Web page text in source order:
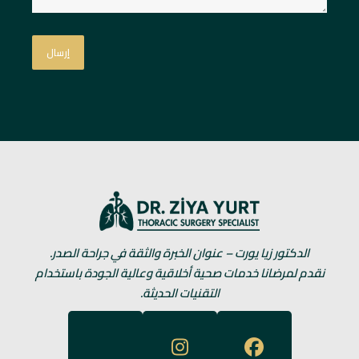
الدكتور زيا يورت – عنوان الخبرة والثقة في جراحة الصدر.
نقدم لمرضانا خدمات صحية أخلاقية وعالية الجودة باستخدام
التقنيات الحديثة.